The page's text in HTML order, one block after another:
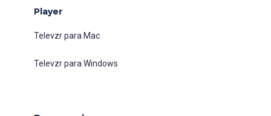
Player
Televzr para Mac
Televzr para Windows